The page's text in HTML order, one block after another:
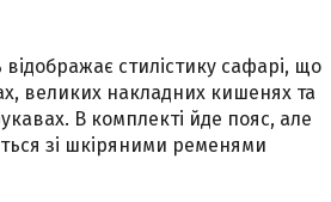
відображає стилістику сафарі, що
великих накладних кишенях та
В комплекті йде пояс, але
зі шкіряними ременями